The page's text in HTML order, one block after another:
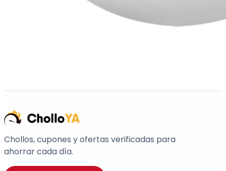
Chollos, cupones y ofertas verificadas para
ahorrar cada día.